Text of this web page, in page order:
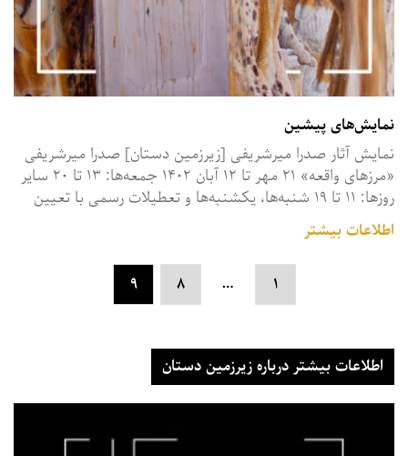
نمایش‌های پیشین
نمایش آثار صدرا میرشریفی [زیرزمین دستان] صدرا میرشریفی
‎«مرزهای واقعه» ۲۱ مهر تا ۱۲ آبان ۱۴۰۲ ‎جمعه‌ها: ۱۳ تا ۲۰ ‎سایر
روزها: ۱۱ تا ۱۹ شنبه‌ها، یکشنبه‌ها و تعطیلات رسمی با تعیین
وقت قبلی تلفن: ۰۲۱۲۲۰۲۳۱۱۴
اطلاعات بیشتر
۱ … ۸ ۹
اطلاعات بیشتر درباره زیرزمین دستان